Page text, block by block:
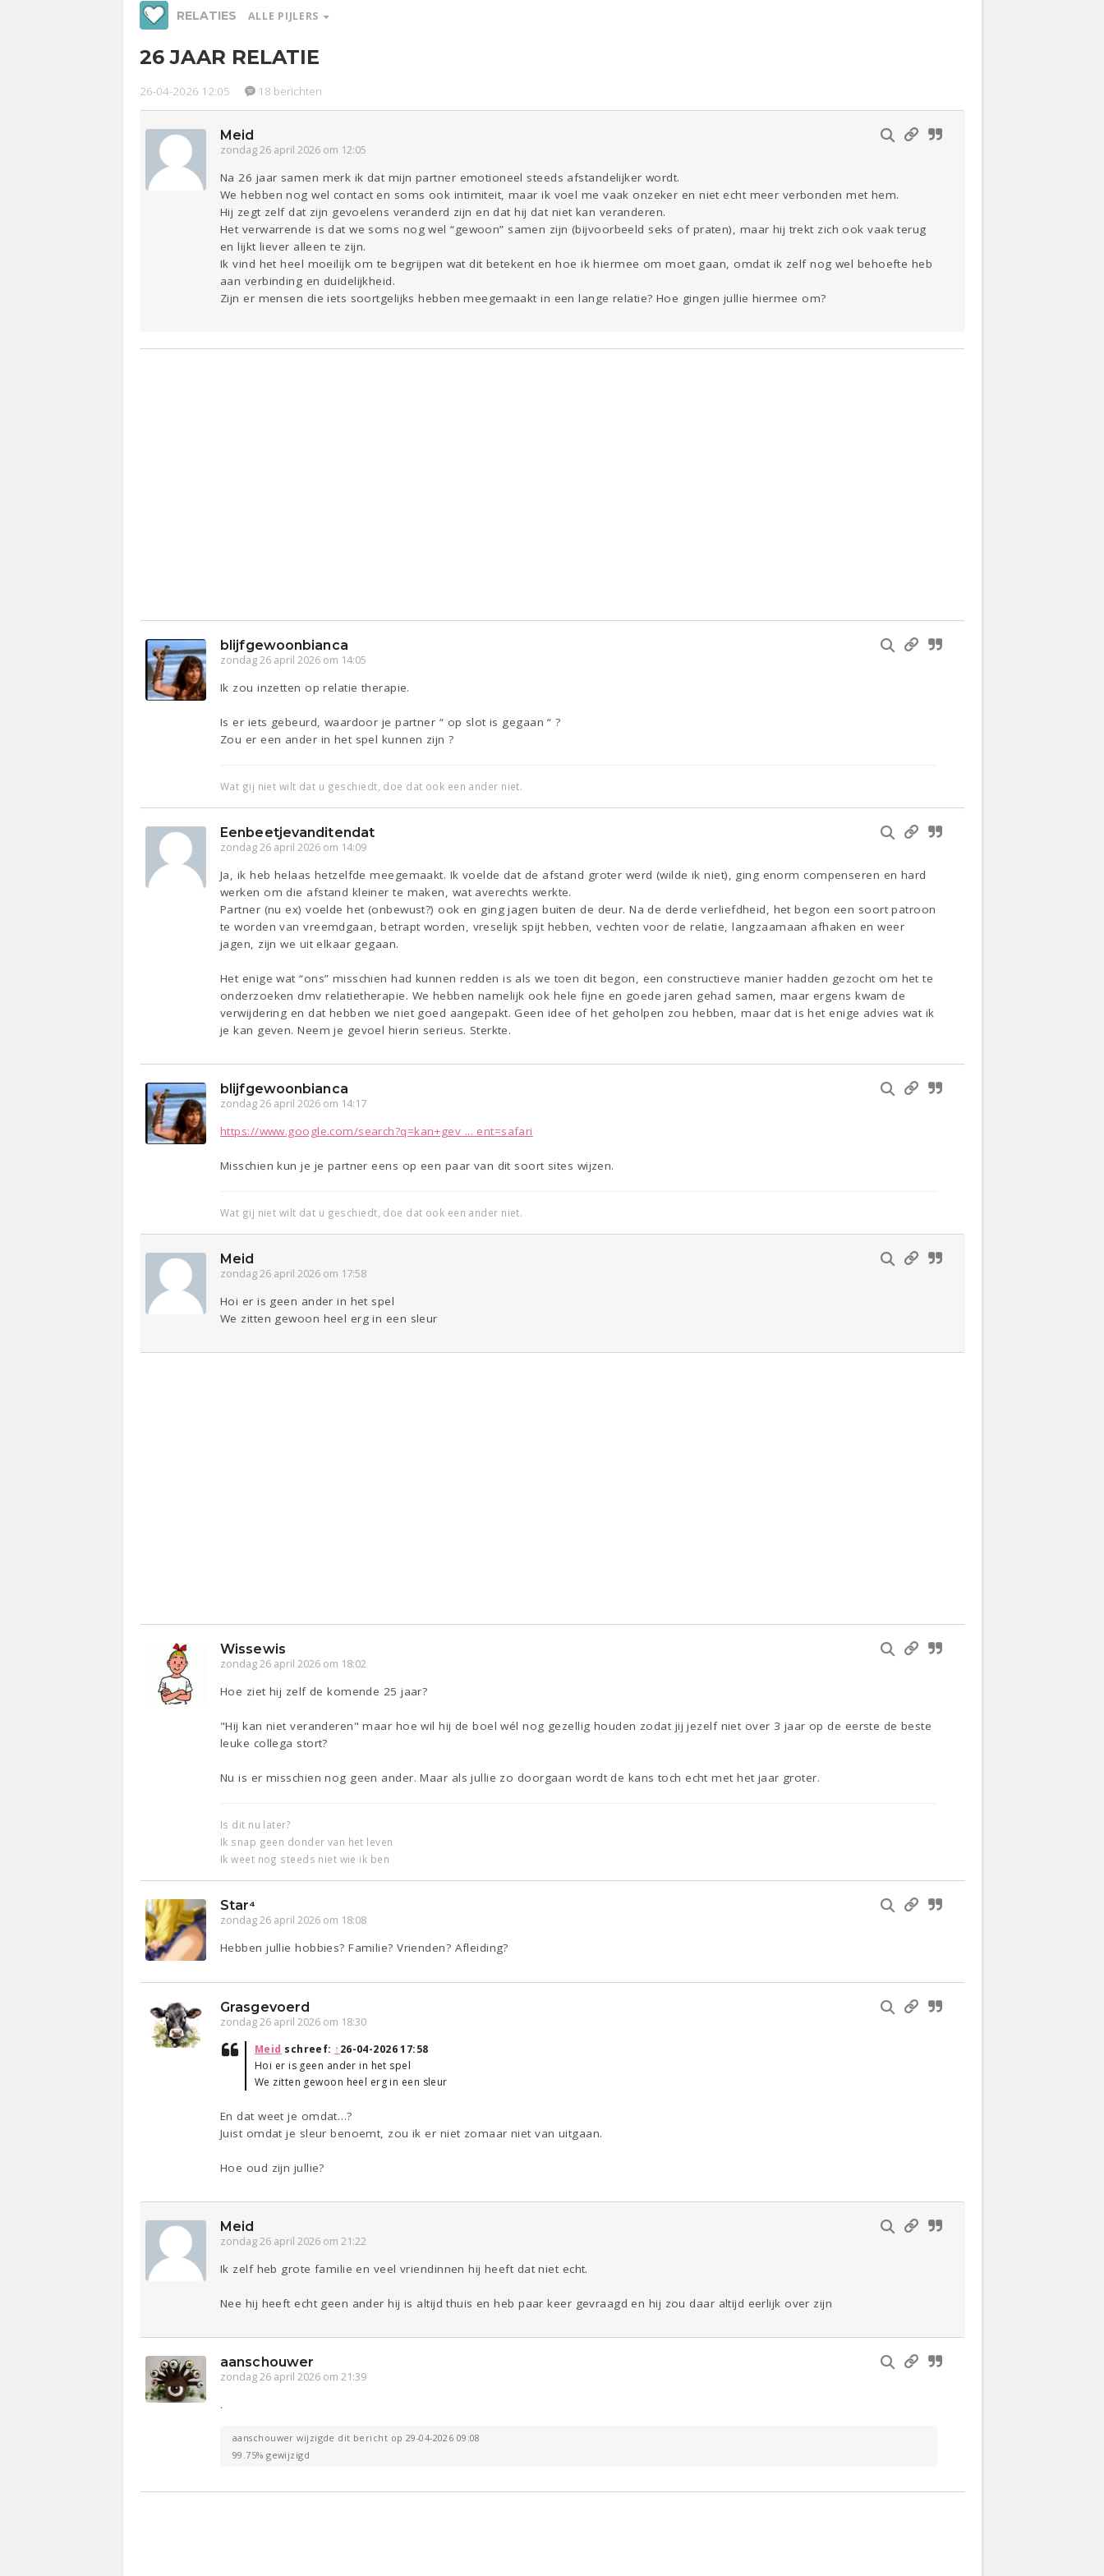
RELATIES ALLE PIJLERS
Entertainment
26 JAAR RELATIE
26-04-2026 12:05 18 berichten
Meid
zondag 26 april 2026 om 12:05
Na 26 jaar samen merk ik dat mijn partner emotioneel steeds afstandelijker wordt.
We hebben nog wel contact en soms ook intimiteit, maar ik voel me vaak onzeker en niet echt meer verbonden met hem.
Hij zegt zelf dat zijn gevoelens veranderd zijn en dat hij dat niet kan veranderen.
Het verwarrende is dat we soms nog wel “gewoon” samen zijn (bijvoorbeeld seks of praten), maar hij trekt zich ook vaak terug
en lijkt liever alleen te zijn.
Ik vind het heel moeilijk om te begrijpen wat dit betekent en hoe ik hiermee om moet gaan, omdat ik zelf nog wel behoefte heb
aan verbinding en duidelijkheid.
Zijn er mensen die iets soortgelijks hebben meegemaakt in een lange relatie? Hoe gingen jullie hiermee om?
blijfgewoonbianca
zondag 26 april 2026 om 14:05
Ik zou inzetten op relatie therapie.
Is er iets gebeurd, waardoor je partner “ op slot is gegaan “ ?
Zou er een ander in het spel kunnen zijn ?
Wat gij niet wilt dat u geschiedt, doe dat ook een ander niet.
Eenbeetjevanditendat
zondag 26 april 2026 om 14:09
Ja, ik heb helaas hetzelfde meegemaakt. Ik voelde dat de afstand groter werd (wilde ik niet), ging enorm compenseren en hard
werken om die afstand kleiner te maken, wat averechts werkte.
Partner (nu ex) voelde het (onbewust?) ook en ging jagen buiten de deur. Na de derde verliefdheid, het begon een soort patroon
te worden van vreemdgaan, betrapt worden, vreselijk spijt hebben, vechten voor de relatie, langzaamaan afhaken en weer
jagen, zijn we uit elkaar gegaan.
Het enige wat “ons” misschien had kunnen redden is als we toen dit begon, een constructieve manier hadden gezocht om het te
onderzoeken dmv relatietherapie. We hebben namelijk ook hele fijne en goede jaren gehad samen, maar ergens kwam de
verwijdering en dat hebben we niet goed aangepakt. Geen idee of het geholpen zou hebben, maar dat is het enige advies wat ik
je kan geven. Neem je gevoel hierin serieus. Sterkte.
blijfgewoonbianca
zondag 26 april 2026 om 14:17
https://www.google.com/search?q=kan+gev ... ent=safari
Misschien kun je je partner eens op een paar van dit soort sites wijzen.
Wat gij niet wilt dat u geschiedt, doe dat ook een ander niet.
Meid
zondag 26 april 2026 om 17:58
Hoi er is geen ander in het spel
We zitten gewoon heel erg in een sleur
Wissewis
zondag 26 april 2026 om 18:02
Hoe ziet hij zelf de komende 25 jaar?
"Hij kan niet veranderen" maar hoe wil hij de boel wél nog gezellig houden zodat jij jezelf niet over 3 jaar op de eerste de beste
leuke collega stort?
Nu is er misschien nog geen ander. Maar als jullie zo doorgaan wordt de kans toch echt met het jaar groter.
Is dit nu later?
Ik snap geen donder van het leven
Ik weet nog steeds niet wie ik ben
Star⁴
zondag 26 april 2026 om 18:08
Hebben jullie hobbies? Familie? Vrienden? Afleiding?
Grasgevoerd
zondag 26 april 2026 om 18:30
Meid schreef: ↑26-04-2026 17:58
Hoi er is geen ander in het spel
We zitten gewoon heel erg in een sleur
En dat weet je omdat…?
Juist omdat je sleur benoemt, zou ik er niet zomaar niet van uitgaan.
Hoe oud zijn jullie?
Meid
zondag 26 april 2026 om 21:22
Ik zelf heb grote familie en veel vriendinnen hij heeft dat niet echt.
Nee hij heeft echt geen ander hij is altijd thuis en heb paar keer gevraagd en hij zou daar altijd eerlijk over zijn
aanschouwer
zondag 26 april 2026 om 21:39
.
aanschouwer wijzigde dit bericht op 29-04-2026 09:08
99.75% gewijzigd